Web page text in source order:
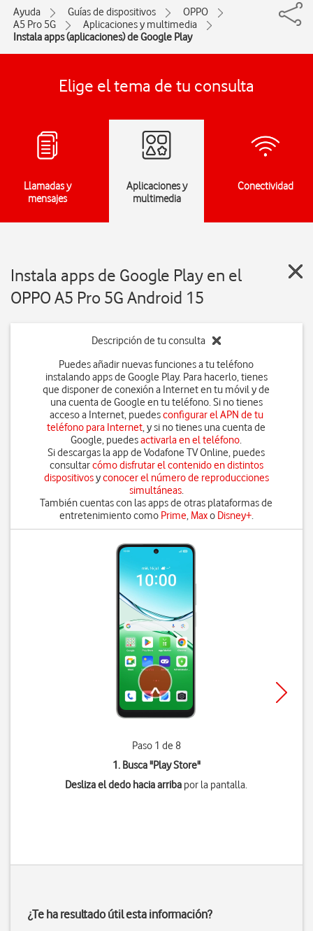
Ayuda Guías de dispositivos
OPPO
A5 Pro 5G
Aplicaciones y multimedia
Instala apps (aplicaciones) de Google Play
Elige el tema de tu consulta
Llamadas y
mensajes
Aplicaciones y
multimedia
Conectividad
Instala apps de Google Play en el
OPPO A5 Pro 5G Android 15
Descripción de tu consulta
Puedes añadir nuevas funciones a tu teléfono
instalando apps de Google Play. Para hacerlo, tienes
que disponer de conexión a Internet en tu móvil y de
una cuenta de Google en tu teléfono. Si no tienes
acceso a Internet, puedesconfigurar el APN de tu
teléfono para Internet, y si no tienes una cuenta de
Google, puedesactivarla en el teléfono.
Si descargas la app de Vodafone TV Online, puedes
consultarcómo disfrutar el contenido en distintos
dispositivosyconocer el número de reproducciones
simultáneas.
También cuentas con las apps de otras plataformas de
entretenimiento como Prime, Maxo Disney+.
Paso 1 de 8
1. Busca "Play Store"
Desliza el dedo hacia arriba por la pantalla.
¿Te ha resultado útil esta información?